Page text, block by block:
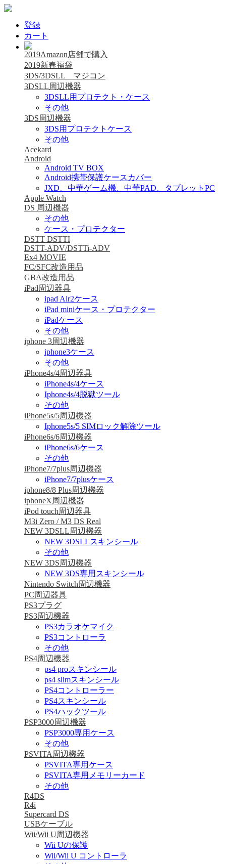
登録
カート
2019Amazon店舗で購入
2019新春福袋
3DS/3DSLL マジコン
3DSLL周辺機器
3DSLL用プロテクト・ケース
その他
3DS周辺機器
3DS用プロテクトケース
その他
Acekard
Android
Android TV BOX
Android携帯保護ケースカバー
JXD、中華ゲーム機、中華PAD、タブレットPC
Apple Watch
DS 周辺機器
その他
ケース・プロテクター
DSTT DSTTI
DSTT-ADV/DSTTi-ADV
Ex4 MOVIE
FC/SFC改造用品
GBA改造用品
iPad周辺器具
ipad Air2ケース
iPad miniケース・プロテクター
iPadケース
その他
iphone 3周辺機器
iphone3ケース
その他
iPhone4s/4周辺器具
iPhone4s/4ケース
Iphone4s/4脱獄ツール
その他
iPhone5s/5周辺機器
Iphone5s/5 SIMロック解除ツール
iPhone6s/6周辺機器
iPhone6s/6ケース
その他
iPhone7/7plus周辺機器
iPhone7/7plusケース
iphone8/8 Plus周辺機器
iphoneX周辺機器
iPod touch周辺器具
M3i Zero / M3 DS Real
NEW 3DSLL周辺機器
NEW 3DSLLスキンシール
その他
NEW 3DS周辺機器
NEW 3DS専用スキンシール
Nintendo Switch周辺機器
PC周辺器具
PS3プラグ
PS3周辺機器
PS3カラオケマイク
PS3コントローラ
その他
PS4周辺機器
ps4 proスキンシール
ps4 slimスキンシール
PS4コントローラー
PS4スキンシール
PS4ハックツール
PSP3000周辺機器
PSP3000専用ケース
その他
PSVITA周辺機器
PSVITA専用ケース
PSVITA専用メモリーカード
その他
R4DS
R4i
Supercard DS
USBケーブル
Wii/Wii U周辺機器
Wii Uの保護
Wii/Wii U コントローラ